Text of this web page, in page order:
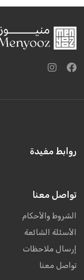
روابط مفيدة
تواصل معنا
الشروط والأحكام
الأسئلة الشائعة
إرسال ملاحظات
تواصل معنا